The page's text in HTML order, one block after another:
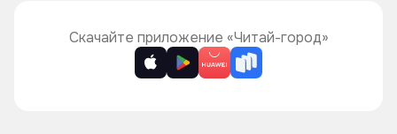
Скачайте приложение «Читай-город»